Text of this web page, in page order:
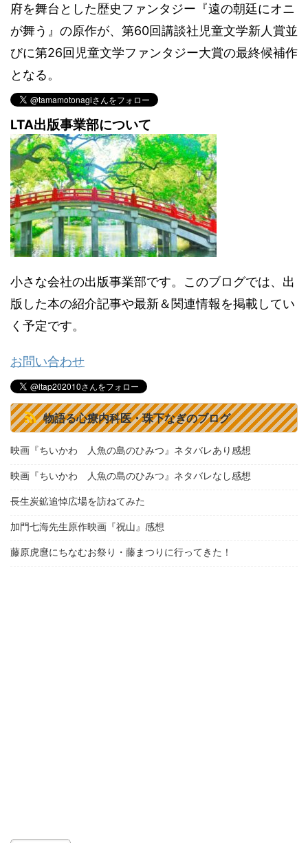
府を舞台とした歴史ファンタジー『遠の朝廷にオニ
が舞う』の原作が、第60回講談社児童文学新人賞並
びに第26回児童文学ファンタジー大賞の最終候補作
となる。
LTA出版事業部について
小さな会社の出版事業部です。このブログでは、出
版した本の紹介記事や最新＆関連情報を掲載してい
く予定です。
お問い合わせ
物語る心療内科医・珠下なぎのブログ
映画『ちいかわ 人魚の島のひみつ』ネタバレあり感想
映画『ちいかわ 人魚の島のひみつ』ネタバレなし感想
長生炭鉱追悼広場を訪ねてみた
加門七海先生原作映画『祝山』感想
藤原虎麿にちなむお祭り・藤まつりに行ってきた！